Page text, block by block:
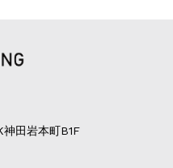
神田岩本町B1F